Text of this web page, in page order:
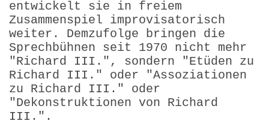
entwickelt sie in freiem
Zusammenspiel improvisatorisch
weiter. Demzufolge bringen die
Sprechbühnen seit 1970 nicht mehr
"Richard III.", sondern "Etüden zu
Richard III." oder "Assoziationen
zu Richard III." oder
"Dekonstruktionen von Richard
III.".